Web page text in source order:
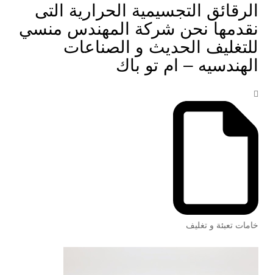
الرقائق التجسيمية الحرارية التى
نقدمها نحن شركة المهندس منسي
للتغليف الحديث و الصناعات
الهندسيه – ام تو باك
خامات تعبئة و تغليف